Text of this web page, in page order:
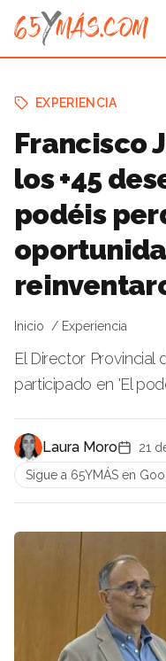
EXPERIENCIA
Francisco
los +45
podéis
Inicio Experiencia
El Director Provincial
participado en 'El
Laura Moro
21
Sigue a 65YMÁS en